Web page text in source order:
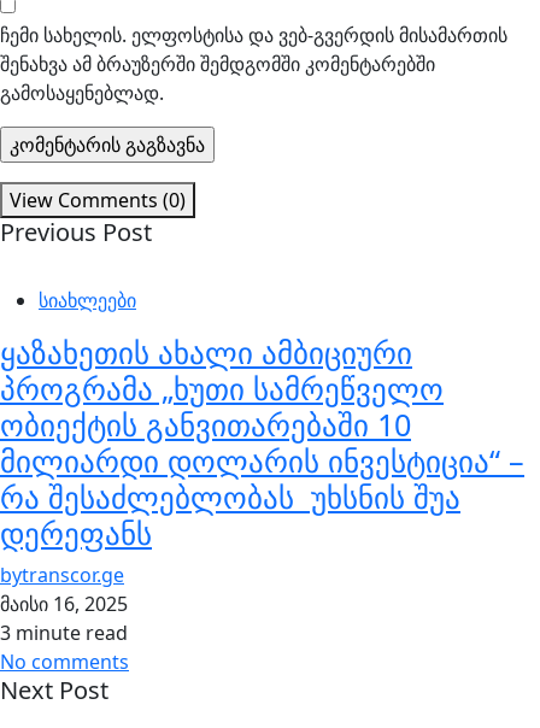
ჩემი სახელის. ელფოსტისა და ვებ-გვერდის მისამართის
შენახვა ამ ბრაუზერში შემდგომში კომენტარებში
გამოსაყენებლად.
View Comments (0)
Previous Post
სიახლეები
ყაზახეთის ახალი ამბიციური
პროგრამა „ხუთი სამრეწველო
ობიექტის განვითარებაში 10
მილიარდი დოლარის ინვესტიცია“ –
რა შესაძლებლობას უხსნის შუა
დერეფანს
bytranscor.ge
მაისი 16, 2025
3 minute read
No comments
Next Post